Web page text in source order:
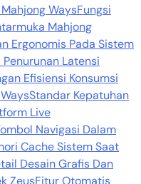
WaysFungsi
Mahjong
Ergonomis Pada Sistem
Latensi
Efisiensi Konsumsi
Standar Kepatuhan
Live
Navigasi Dalam
Cache Sistem Saat
Desain Grafis Dan
ZeusFitur Otomatis